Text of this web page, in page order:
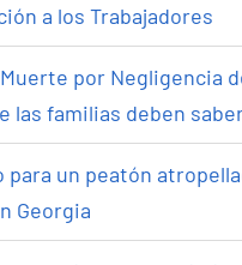
a los Trabajadores
por Negligencia
las familias deben
para un peatón
Georgia